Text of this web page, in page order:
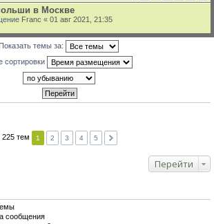
в Москве
Franc « 01 авг 2021, 21:35
Показать темы за:
сортировки
225 тем 1 2 3 4 5
Перейти
сообщения